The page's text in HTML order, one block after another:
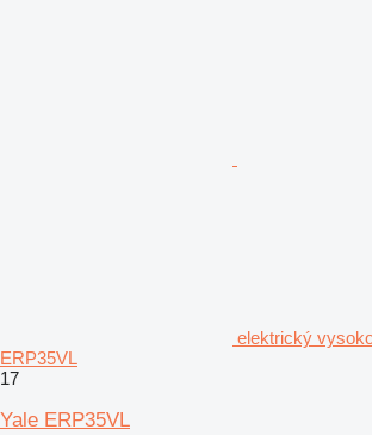
elektrický
ERP35VL
17
Yale ERP35VL